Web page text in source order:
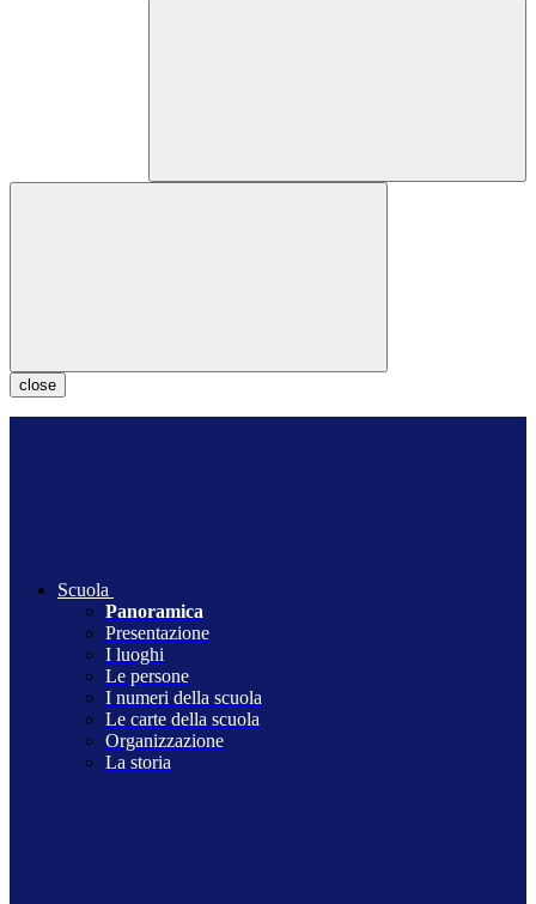
close
Scuola
Panoramica
Presentazione
I luoghi
Le persone
I numeri della scuola
Le carte della scuola
Organizzazione
La storia